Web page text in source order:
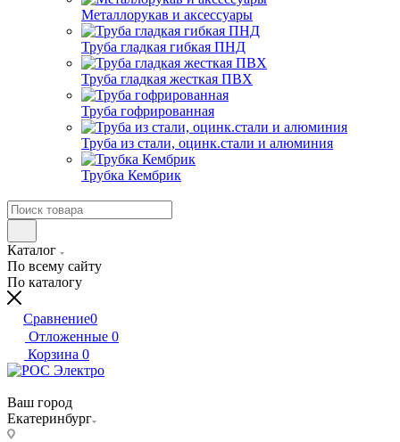
Металлорукав и аксессуары
Труба гладкая гибкая ПНД
Труба гладкая жесткая ПВХ
Труба гофрированная
Труба из стали, оцинк.стали и алюминия
Трубка Кембрик
Каталог
По всему сайту
По каталогу
Сравнение0
Отложенные 0
Корзина 0
Ваш город
Екатеринбург